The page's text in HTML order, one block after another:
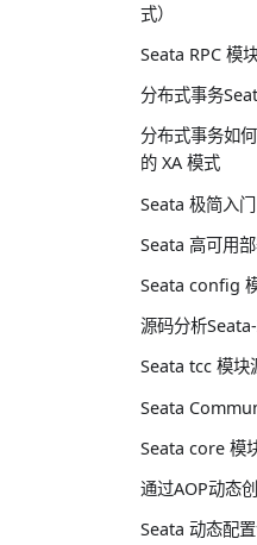
式）
Seata RPC 模
分布式事务
分布式事务如
的 XA 模式
Seata 极简入门
Seata 高可用
Seata config
源码分析
Seata tcc 模块
Seata
Seata core 模
通过AOP动态
Seata 动态配